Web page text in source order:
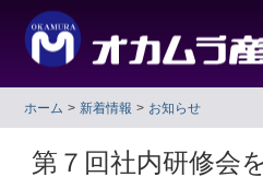
ホーム 新着情報 お知らせ
第７回社内研修会